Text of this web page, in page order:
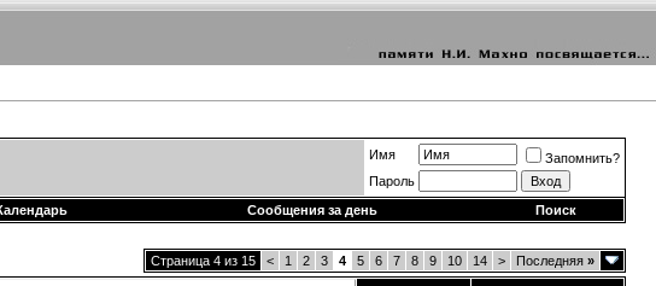
Имя
Запомнить?
Пароль
Сообщения за день Поиск
Страница 4 из 15 < 1 2 3 4 5 6 7 8 9 10 14 > Последняя »